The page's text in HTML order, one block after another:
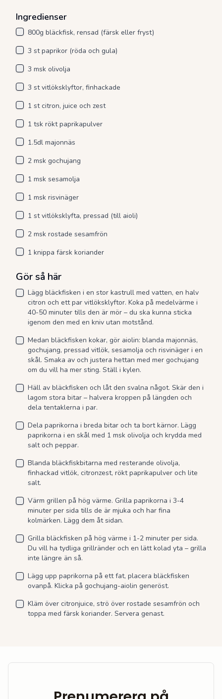
Ingredienser
800g bläckfisk, rensad (färsk eller fryst)
3 st paprikor (röda och gula)
3 msk olivolja
3 st vitlöksklyftor, finhackade
1 st citron, juice och zest
1 tsk rökt paprikapulver
1.5dl majonnäs
2 msk gochujang
1 msk sesamolja
1 msk risvinäger
1 st vitlöksklyfta, pressad (till aioli)
2 msk rostade sesamfrön
1 knippa färsk koriander
Gör så här
Lägg bläckfisken i en stor kastrull med vatten, en halv
citron och ett par vitlöksklyftor. Koka på medelvärme i
40-50 minuter tills den är mör – du ska kunna sticka
igenom den med en kniv utan motstånd.
Medan bläckfisken kokar, gör aiolin: blanda majonnäs,
gochujang, pressad vitlök, sesamolja och risvinäger i en
skål. Smaka av och justera hettan med mer gochujang
om du vill ha mer sting. Ställ i kylen.
Häll av bläckfisken och låt den svalna något. Skär den i
lagom stora bitar – halvera kroppen på längden och
dela tentaklerna i par.
Dela paprikorna i breda bitar och ta bort kärnor. Lägg
paprikorna i en skål med 1 msk olivolja och krydda med
salt och peppar.
Blanda bläckfiskbitarna med resterande olivolja,
finhackad vitlök, citronzest, rökt paprikapulver och lite
salt.
Värm grillen på hög värme. Grilla paprikorna i 3-4
minuter per sida tills de är mjuka och har fina
kolmärken. Lägg dem åt sidan.
Grilla bläckfisken på hög värme i 1-2 minuter per sida.
Du vill ha tydliga grillränder och en lätt kolad yta – grilla
inte längre än så.
Lägg upp paprikorna på ett fat, placera bläckfisken
ovanpå. Klicka på gochujang-aiolin generöst.
Kläm över citronjuice, strö över rostade sesamfrön och
toppa med färsk koriander. Servera genast.